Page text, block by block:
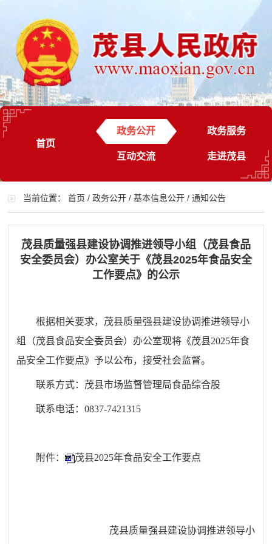
首页
政务公开 政务服务
互动交流 走进茂县
当前位置：首页 /政务公开 /基本信息公开 /通知公告
茂县质量强县建设协调推进领导小组（茂县食品
安全委员会）办公室关于《茂县2025年食品安全
工作要点》的公示
根据相关要求， 茂县质量强县建设协调推进领导小
组（茂县食品安全委员会）办公室现将《茂县2025年食
品安全工作要点》予以公布，接受社会监督。
联系方式：茂县市场监督管理局食品综合股
联系电话：0837-7421315
附件： 茂县2025年食品安全工作要点
茂县质量强县建设协调推进领导小